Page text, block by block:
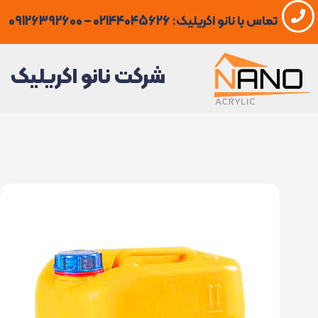
رفتن
به
محتوا
تماس با نانو اکریلیک: 02144045626 – 09126392600
شرکت نانو اکریلیک
بندی